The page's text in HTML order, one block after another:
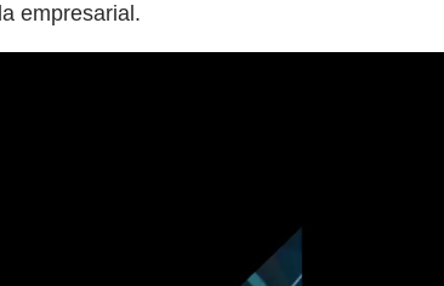
empresarial.